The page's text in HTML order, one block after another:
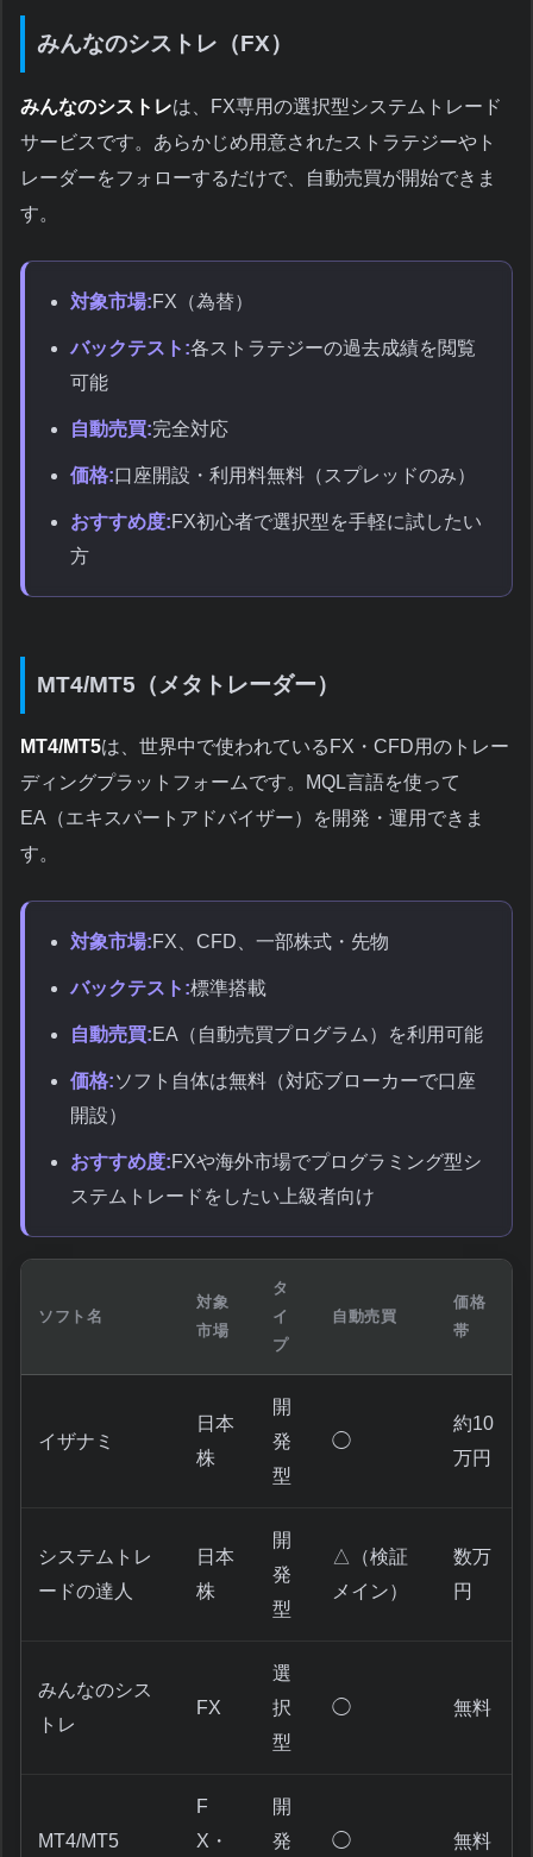
みんなのシストレ（FX）
みんなのシストレは、FX専用の選択型システムトレード
サービスです。あらかじめ用意されたストラテジーやト
レーダーをフォローするだけで、自動売買が開始できま
す。
対象市場:FX（為替）
バックテスト:各ストラテジーの過去成績を閲覧
可能
自動売買:完全対応
価格:口座開設・利用料無料（スプレッドのみ）
おすすめ度:FX初心者で選択型を手軽に試したい
方
MT4/MT5（メタトレーダー）
MT4/MT5は、世界中で使われているFX・CFD用のトレー
ディングプラットフォームです。MQL言語を使って
EA（エキスパートアドバイザー）を開発・運用できま
す。
対象市場:FX、CFD、一部株式・先物
バックテスト:標準搭載
自動売買:EA（自動売買プログラム）を利用可能
価格:ソフト自体は無料（対応ブローカーで口座
開設）
おすすめ度:FXや海外市場でプログラミング型シ
ステムトレードをしたい上級者向け
ソフト名
対象
市場
タ
イ
プ
自動売買
価格
帯
イザナミ
日本
株
開
発
型
◯
約10
万円
システムトレ
ードの達人
日本
株
開
発
型
△（検証
メイン）
数万
円
みんなのシス
トレ
FX
選
択
型
◯ 無料
MT4/MT5
F
X・
開
発
◯ 無料